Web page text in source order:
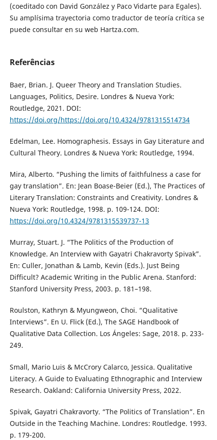
(coeditado con David González y Paco Vidarte para Egales).
Su amplísima trayectoria como traductor de teoría crítica se
puede consultar en su web Hartza.com.
Referências
Baer, Brian. J. Queer Theory and Translation Studies.
Languages, Politics, Desire. Londres & Nueva York:
Routledge, 2021. DOI:
https://doi.org/https://doi.org/10.4324/9781315514734
Edelman, Lee. Homographesis. Essays in Gay Literature and
Cultural Theory. Londres & Nueva York: Routledge, 1994.
Mira, Alberto. “Pushing the limits of faithfulness a case for
gay translation”. En: Jean Boase-Beier (Ed.), The Practices of
Literary Translation: Constraints and Creativity. Londres &
Nueva York: Routledge, 1998. p. 109-124. DOI:
https://doi.org/10.4324/9781315539737-13
Murray, Stuart. J. “The Politics of the Production of
Knowledge. An Interview with Gayatri Chakravorty Spivak”.
En: Culler, Jonathan & Lamb, Kevin (Eds.). Just Being
Difficult? Academic Writing in the Public Arena. Stanford:
Stanford University Press, 2003. p. 181–198.
Roulston, Kathryn & Myungweon, Choi. “Qualitative
Interviews”. En U. Flick (Ed.), The SAGE Handbook of
Qualitative Data Collection. Los Ángeles: Sage, 2018. p. 233-
249.
Small, Mario Luis & McCrory Calarco, Jessica. Qualitative
Literacy. A Guide to Evaluating Ethnographic and Interview
Research. Oakland: California University Press, 2022.
Spivak, Gayatri Chakravorty. “The Politics of Translation”. En
Outside in the Teaching Machine. Londres: Routledge. 1993.
p. 179-200.